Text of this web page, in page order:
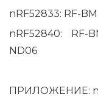
nRF52833: RF-
nRF52840: RF-
ND06
ПРИЛОЖЕНИЕ: